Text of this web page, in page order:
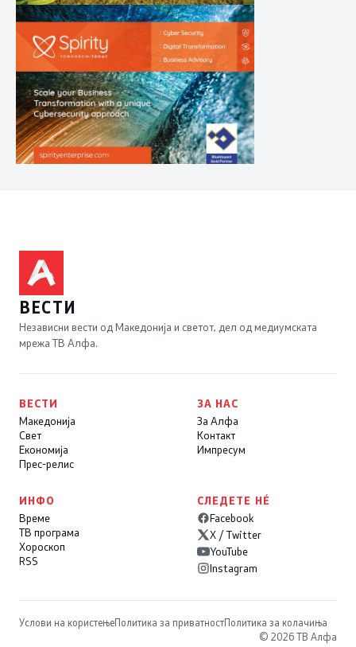
ВЕСТИ
Независни вести од Македонија и светот, дел од медиумската
мрежа ТВ Алфа.
ВЕСТИ
Македонија
Свет
Економија
Прес-релис
ЗА НАС
За Алфа
Контакт
Импресум
ИНФО
Време
ТВ програма
Хороскоп
RSS
СЛЕДЕТЕ НÉ
Facebook
X / Twitter
YouTube
Instagram
Услови на користењеПолитика за приватностПолитика за колачиња
© 2026 ТВ Алфа